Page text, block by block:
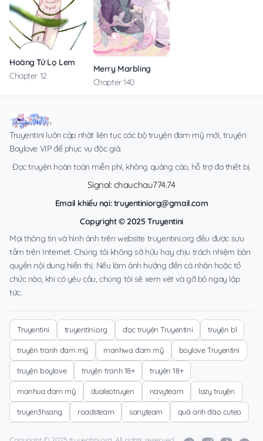
Hoàng Tử Lọ Lem
Chapter 12
Merry Marbling
Chapter 140
Truyentini luôn cập nhật liên tục các bộ truyện đam mỹ mới, truyện
Boylove VIP để phục vụ độc giả.
Đọc truyện hoàn toàn miễn phí, không quảng cáo, hỗ trợ đa thiết bị.
Signal: chauchau774.74
Email khiếu nại:truyentiniorg@gmail.com
Copyright © 2025 Truyentini
Mọi thông tin và hình ảnh trên website truyentini.org đều được sưu
tầm trên Internet. Chúng tôi không sở hữu hay chịu trách nhiệm bản
quyền nội dung hiển thị. Nếu làm ảnh hưởng đến cá nhân hoặc tổ
chức nào, khi có yêu cầu, chúng tôi sẽ xem xét và gỡ bỏ ngay lập
tức.
Truyentini truyentini.org đọc truyện Truyentini truyện bl
truyện tranh đam mỹ manhwa đam mỹ boylove Truyentini
truyện boylove truyện tranh 18+ truyện 18+
manhua đam mỹ dualeotruyen navyteam lazy truyện
truyen3hsang roadsteam sanyteam quả anh đào cuteo